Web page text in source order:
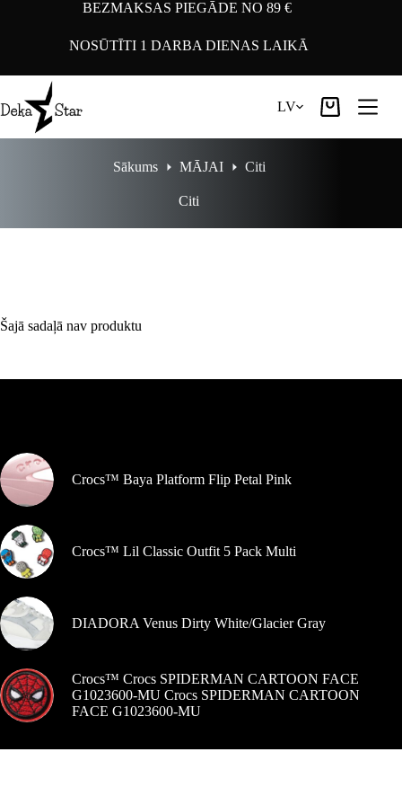
BEZMAKSAS PIEGĀDE NO 89 €
NOSŪTĪTI 1 DARBA DIENAS LAIKĀ
LV
Iepirkumu
Sākums MĀJAI Citi
Citi
Šajā sadaļā nav produktu
Crocs™ Baya Platform Flip Petal Pink
Crocs™ Lil Classic Outfit 5 Pack Multi
DIADORA Venus Dirty White/Glacier Gray
Crocs™ Crocs SPIDERMAN CARTOON FACE
G1023600-MU Crocs SPIDERMAN CARTOON
FACE G1023600-MU